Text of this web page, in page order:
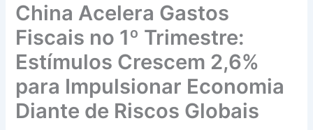
China Acelera Gastos
Fiscais no 1º Trimestre:
Estímulos Crescem 2,6%
para Impulsionar Economia
Diante de Riscos Globais